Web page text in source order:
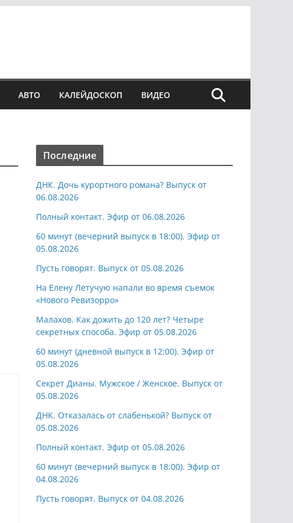
АВТО КАЛЕЙДОСКОП ВИДЕО
Последние
ДНК. Дочь курортного романа? Выпуск от
06.08.2026
Полный контакт. Эфир от 06.08.2026
60 минут (вечерний выпуск в 18:00). Эфир от
05.08.2026
Пусть говорят. Выпуск от 05.08.2026
На Елену Летучую напали во время съемок
«Нового Ревизорро»
Малахов. Как дожить до 120 лет? Четыре
секретных способа. Эфир от 05.08.2026
60 минут (дневной выпуск в 12:00). Эфир от
05.08.2026
Секрет Дианы. Мужское / Женское. Выпуск от
05.08.2026
ДНК. Отказалась от слабенькой? Выпуск от
05.08.2026
Полный контакт. Эфир от 05.08.2026
60 минут (вечерний выпуск в 18:00). Эфир от
04.08.2026
Пусть говорят. Выпуск от 04.08.2026